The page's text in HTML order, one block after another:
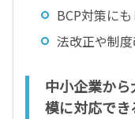
BCP対策に
法改正や制
中小企業か
模に対応でき